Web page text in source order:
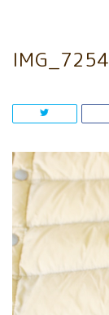
IMG_7254